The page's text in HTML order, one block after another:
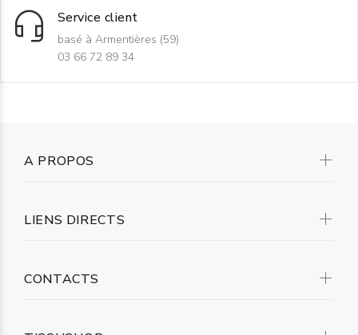
Service client
basé à Armentières (59)
03 66 72 89 34
A PROPOS
LIENS DIRECTS
CONTACTS